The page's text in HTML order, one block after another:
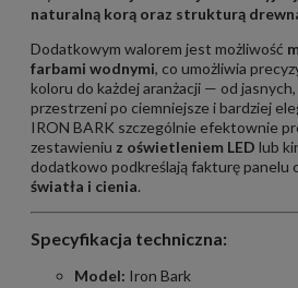
naturalną korą oraz strukturą
Dodatkowym walorem jest możliwość
farbami wodnymi, co umożliwia
koloru do każdej aranżacji — od
przestrzeni po ciemniejsze i bardziej
IRON BARK szczególnie efektownie
zestawieniu z oświetleniem LED lub
dodatkowo podkreślają fakturę panelu
światła i cienia.
Specyfikacja techniczna:
Model: Iron Bark